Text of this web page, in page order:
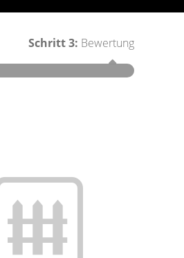
Schritt 3: Bewertung